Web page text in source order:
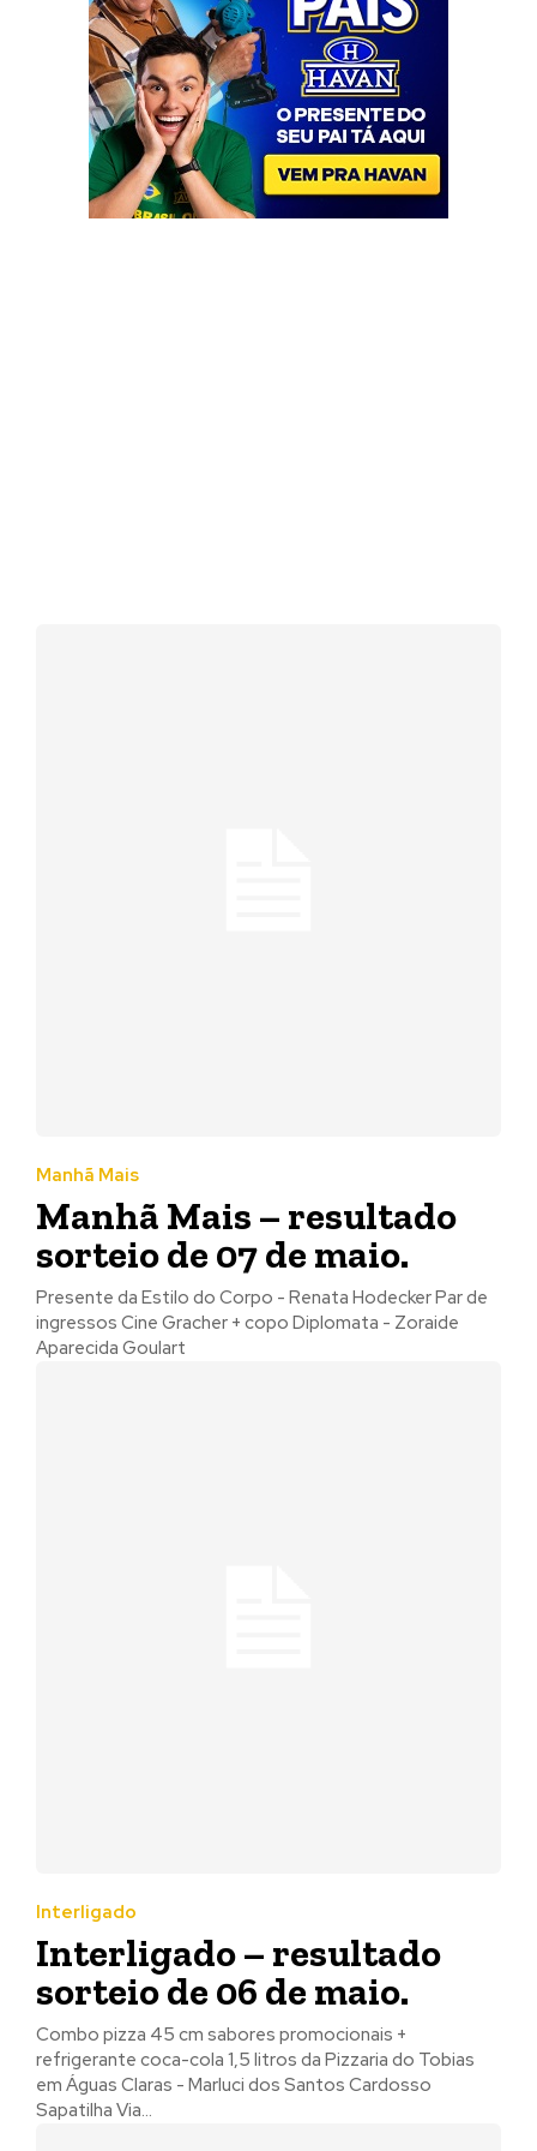
Manhã Mais
Manhã Mais – resultado
sorteio de 07 de maio.
Presente da Estilo do Corpo - Renata Hodecker Par de
ingressos Cine Gracher + copo Diplomata - Zoraide
Aparecida Goulart
Interligado
Interligado – resultado
sorteio de 06 de maio.
Combo pizza 45 cm sabores promocionais +
refrigerante coca-cola 1,5 litros da Pizzaria do Tobias
em Águas Claras - Marluci dos Santos Cardosso
Sapatilha Via...